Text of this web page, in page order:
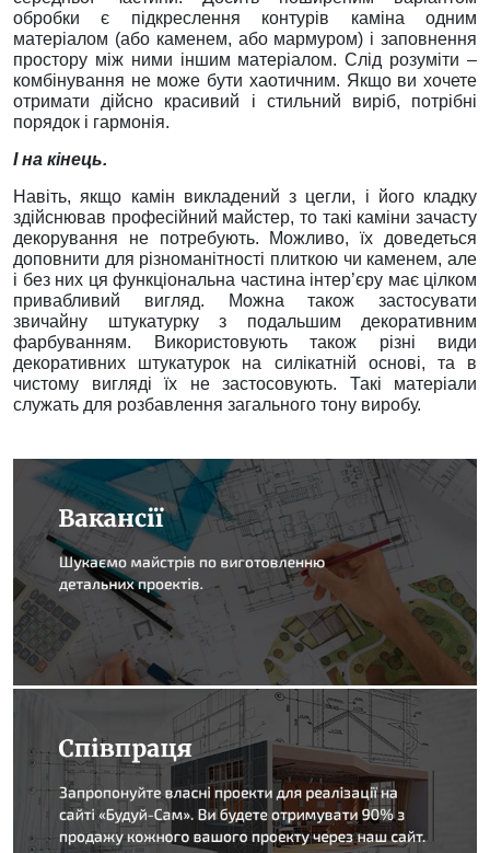
обробки є підкреслення контурів каміна одним
матеріалом (або каменем, або мармуром) і заповнення
простору між ними іншим матеріалом. Слід розуміти –
комбінування не може бути хаотичним. Якщо ви хочете
отримати дійсно красивий і стильний виріб, потрібні
порядок і гармонія.
І на кінець.
Навіть, якщо камін викладений з цегли, і його кладку
здійснював професійний майстер, то такі каміни зачасту
декорування не потребують. Можливо, їх доведеться
доповнити для різноманітності плиткою чи каменем, але
і без них ця функціональна частина інтер’єру має цілком
привабливий вигляд. Можна також застосувати
звичайну штукатурку з подальшим декоративним
фарбуванням. Використовують також різні види
декоративних штукатурок на силікатній основі, та в
чистому вигляді їх не застосовують. Такі матеріали
служать для розбавлення загального тону виробу.